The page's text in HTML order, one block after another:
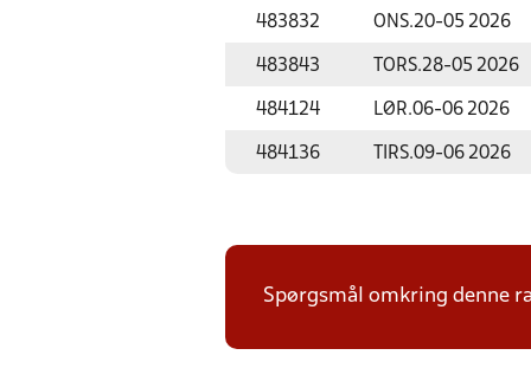
483832 ONS.20-05 2026
483843 TORS.28-05 2026
484124 LØR.06-06 2026
484136 TIRS.09-06 2026
Spørgsmål omkring denne